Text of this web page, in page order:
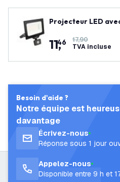
Projecteur LED
Mouvement 50W -
- 6000 Lumen -
11,
46
17,90
TVA incluse
Besoin d'aide ?
Notre équipe est
davantage
Écrivez-nous
Réponse sous 1 jour
Appelez-nous
Disponible entre 9 h et